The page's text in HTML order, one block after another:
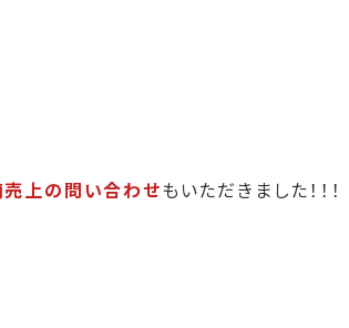
売上の問い合わせもいただきました！！！